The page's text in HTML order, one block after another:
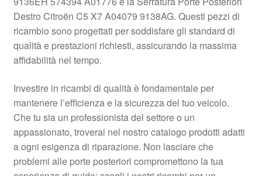
Procedura di Reclamo
Registratore di cassa
Rimostranza
Spedizione in tutto il mondo
Termini e condizioni
Destro Citroën C5 X7 A04079 9138AG. Questi pezzi di
ricambio sono progettati per soddisfare gli standard di
qualità e prestazioni richiesti, assicurando la massima
affidabilità nel tempo.
Investire in ricambi di qualità è fondamentale per
mantenere l’efficienza e la sicurezza del tuo veicolo.
Che tu sia un professionista del settore o un
appassionato, troverai nel nostro catalogo prodotti adatti
a ogni esigenza di riparazione. Non lasciare che
problemi alle porte posteriori compromettono la tua